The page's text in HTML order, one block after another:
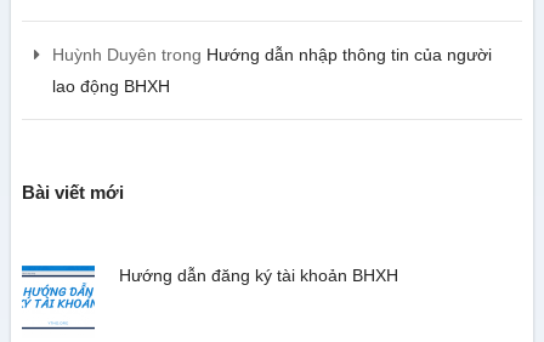
Huỳnh Duyên trong Hướng dẫn nhập thông tin của người
lao động BHXH
Bài viết mới
Hướng dẫn đăng ký tài khoản BHXH